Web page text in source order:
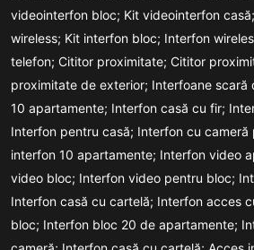
videointerfon bloc; Kit videointerfon casă;
wireless; Kit interfon bloc; Interfon
telefon; Cititor proximitate; Cititor
proximitate de exterior; Interfoane scară
10 apartamente; Interfon casă cu fir;
Interfon pentru casă; Interfon cu cameră
interfon 10 apartamente; Interfon video
video bloc; Interfon video pentru bloc;
Interfon casă cu cartelă; Interfon acces
bloc; Interfon bloc 20 de apartamente;